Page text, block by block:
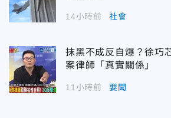
14小時前 社會
抹黑不成反自爆？徐巧
案律師「真實關係」
11小時前 要聞